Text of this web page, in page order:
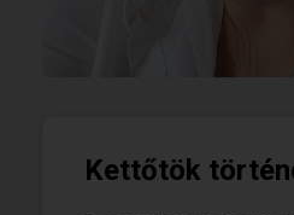
Kettőtök